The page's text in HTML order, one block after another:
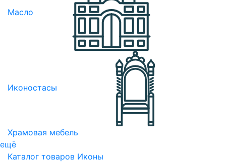
Масло
Иконостасы
Храмовая мебель
ещё
Каталог товаров Иконы